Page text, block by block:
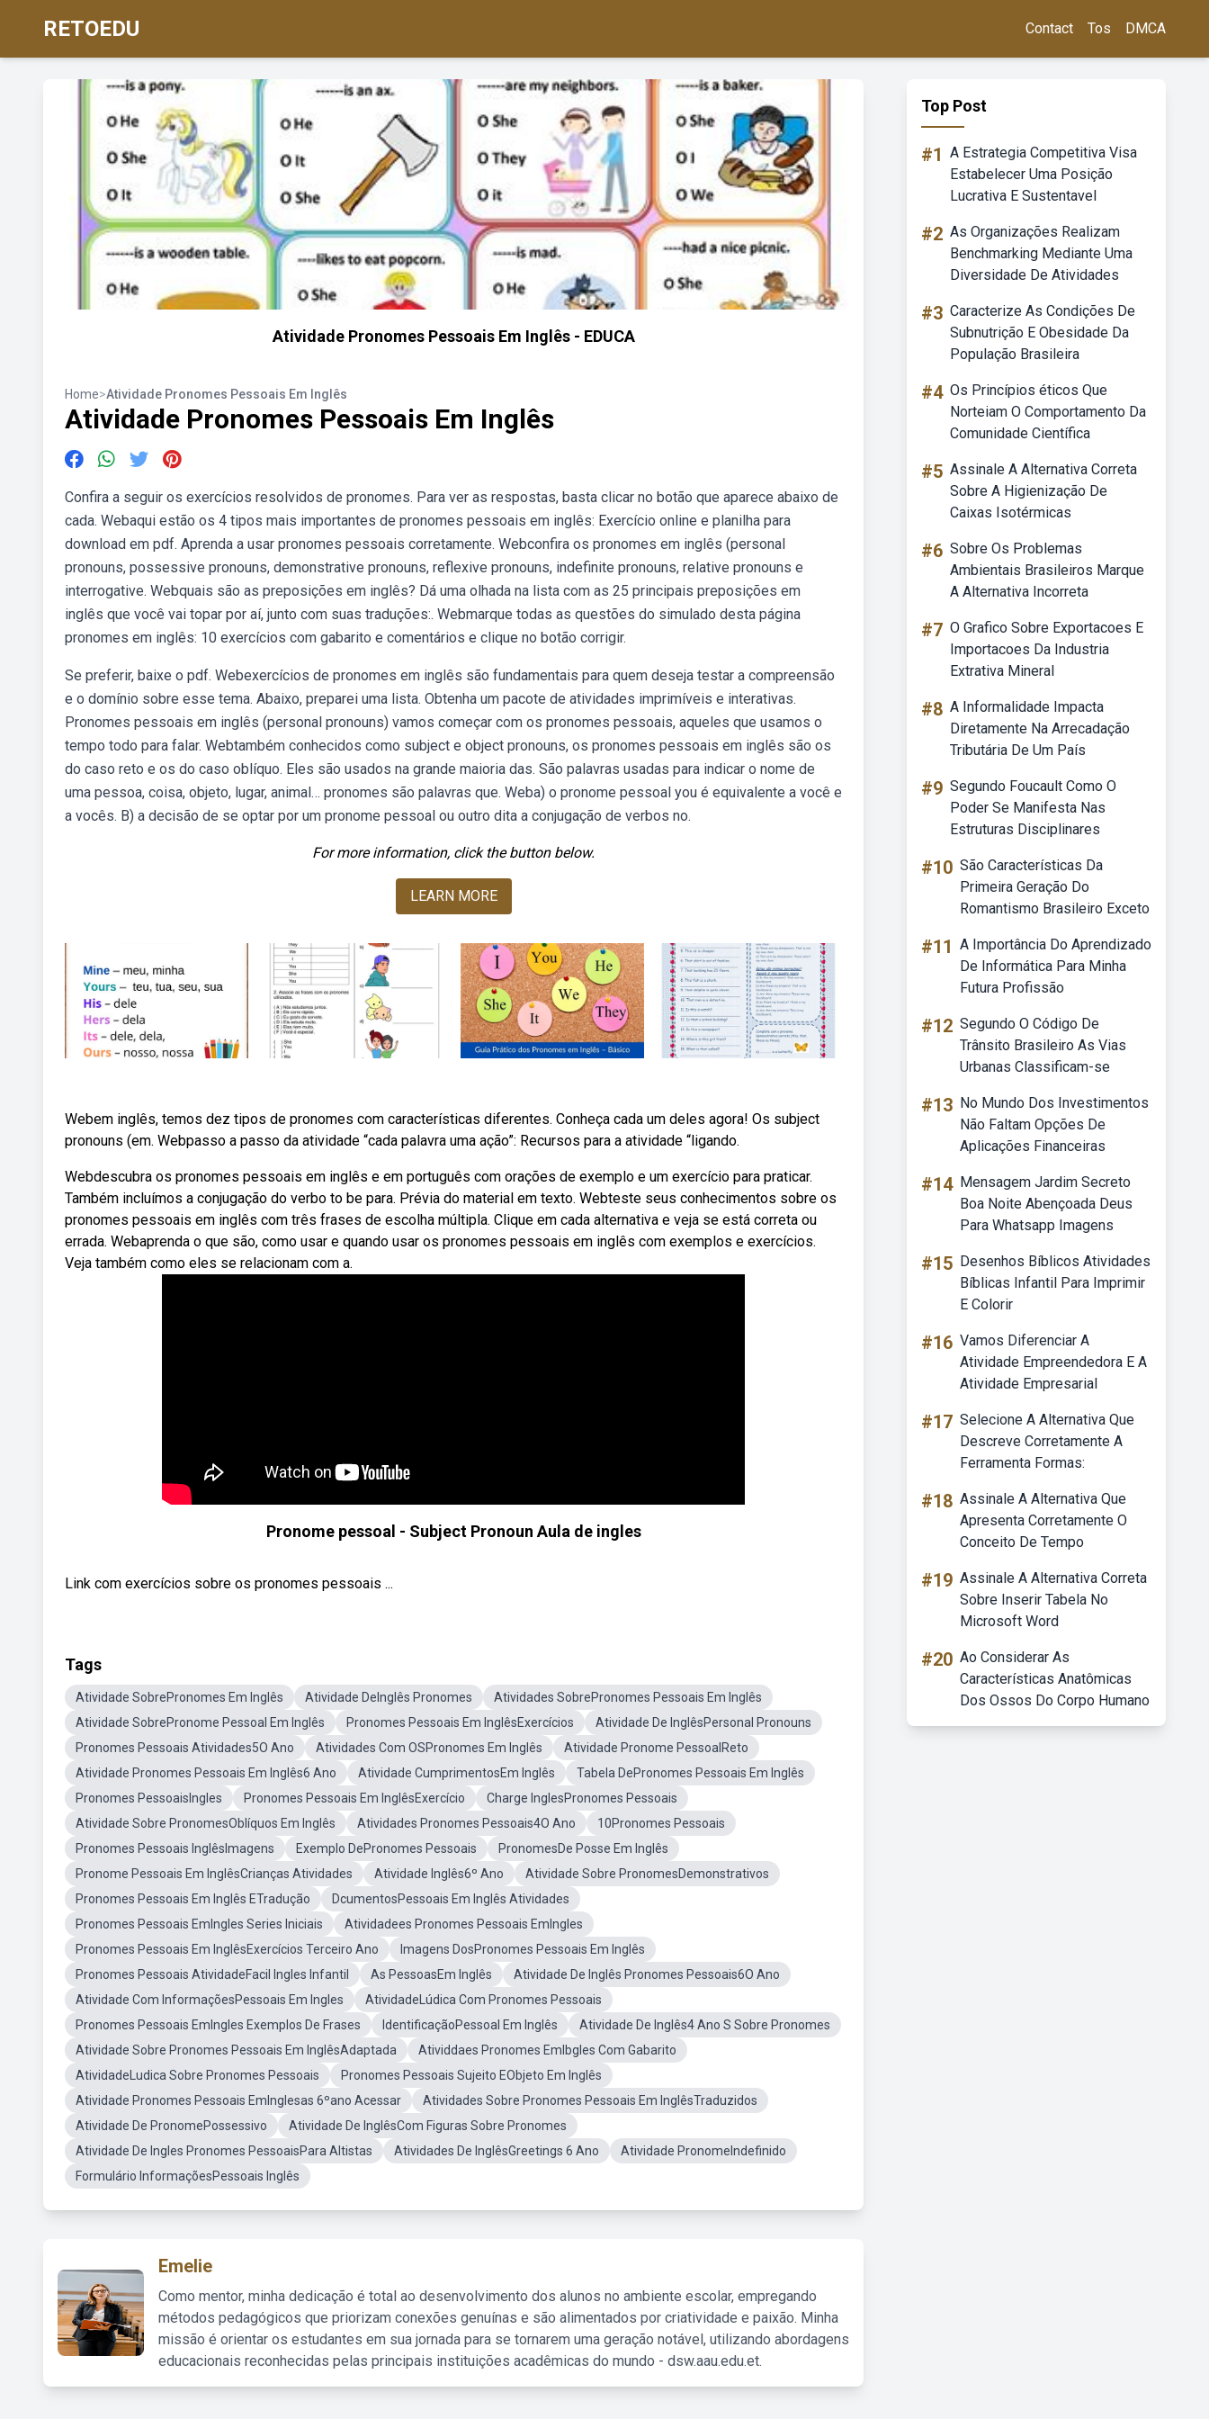
RETOEDU Contact Tos DMCA
Atividade Pronomes Pessoais Em Inglês - EDUCA
Home>Atividade Pronomes Pessoais Em Inglês
Atividade Pronomes Pessoais Em Inglês
Confira a seguir os exercícios resolvidos de pronomes. Para ver as respostas, basta clicar no botão que aparece abaixo de
cada. Webaqui estão os 4 tipos mais importantes de pronomes pessoais em inglês: Exercício online e planilha para
download em pdf. Aprenda a usar pronomes pessoais corretamente. Webconfira os pronomes em inglês (personal
pronouns, possessive pronouns, demonstrative pronouns, reflexive pronouns, indefinite pronouns, relative pronouns e
interrogative. Webquais são as preposições em inglês? Dá uma olhada na lista com as 25 principais preposições em
inglês que você vai topar por aí, junto com suas traduções:. Webmarque todas as questões do simulado desta página
pronomes em inglês: 10 exercícios com gabarito e comentários e clique no botão corrigir.
Se preferir, baixe o pdf. Webexercícios de pronomes em inglês são fundamentais para quem deseja testar a compreensão
e o domínio sobre esse tema. Abaixo, preparei uma lista. Obtenha um pacote de atividades imprimíveis e interativas.
Pronomes pessoais em inglês (personal pronouns) vamos começar com os pronomes pessoais, aqueles que usamos o
tempo todo para falar. Webtambém conhecidos como subject e object pronouns, os pronomes pessoais em inglês são os
do caso reto e os do caso oblíquo. Eles são usados na grande maioria das. São palavras usadas para indicar o nome de
uma pessoa, coisa, objeto, lugar, animal… pronomes são palavras que. Weba) o pronome pessoal you é equivalente a você e
a vocês. B) a decisão de se optar por um pronome pessoal ou outro dita a conjugação de verbos no.
For more information, click the button below.
LEARN MORE
Webem inglês, temos dez tipos de pronomes com características diferentes. Conheça cada um deles agora! Os subject
pronouns (em. Webpasso a passo da atividade “cada palavra uma ação”: Recursos para a atividade “ligando.
Webdescubra os pronomes pessoais em inglês e em português com orações de exemplo e um exercício para praticar.
Também incluímos a conjugação do verbo to be para. Prévia do material em texto. Webteste seus conhecimentos sobre os
pronomes pessoais em inglês com três frases de escolha múltipla. Clique em cada alternativa e veja se está correta ou
errada. Webaprenda o que são, como usar e quando usar os pronomes pessoais em inglês com exemplos e exercícios.
Veja também como eles se relacionam com a.
Pronome pessoal - Subject Pronoun Aula de ingles
Link com exercícios sobre os pronomes pessoais ...
Tags
Atividade SobrePronomes Em Inglês Atividade DeInglês Pronomes
Atividades SobrePronomes Pessoais Em Inglês
Atividade SobrePronome Pessoal Em Inglês
Pronomes Pessoais Em InglêsExercícios
Atividade De InglêsPersonal Pronouns
Pronomes Pessoais Atividades5O Ano
Atividades Com OSPronomes Em Inglês
Atividade Pronome PessoalReto
Atividade Pronomes Pessoais Em Inglês6 Ano
Atividade CumprimentosEm Inglês
Tabela DePronomes Pessoais Em Inglês
Pronomes PessoaisIngles
Pronomes Pessoais Em InglêsExercício
Charge InglesPronomes Pessoais
Atividade Sobre PronomesOblíquos Em Inglês
Atividades Pronomes Pessoais4O Ano
10Pronomes Pessoais
Pronomes Pessoais InglêsImagens
Exemplo DePronomes Pessoais
PronomesDe Posse Em Inglês
Pronome Pessoais Em InglêsCrianças Atividades
Atividade Inglês6º Ano
Atividade Sobre PronomesDemonstrativos
Pronomes Pessoais Em Inglês ETradução
DcumentosPessoais Em Inglês Atividades
Pronomes Pessoais EmIngles Series Iniciais
Atividadees Pronomes Pessoais EmIngles
Pronomes Pessoais Em InglêsExercícios Terceiro Ano
Imagens DosPronomes Pessoais Em Inglês
Pronomes Pessoais AtividadeFacil Ingles Infantil
As PessoasEm Inglês
Atividade De Inglês Pronomes Pessoais6O Ano
Atividade Com InformaçõesPessoais Em Ingles
AtividadeLúdica Com Pronomes Pessoais
Pronomes Pessoais EmIngles Exemplos De Frases
IdentificaçãoPessoal Em Inglês
Atividade De Inglês4 Ano S Sobre Pronomes
Atividade Sobre Pronomes Pessoais Em InglêsAdaptada
Atividdaes Pronomes EmIbgles Com Gabarito
AtividadeLudica Sobre Pronomes Pessoais
Pronomes Pessoais Sujeito EObjeto Em Inglês
Atividade Pronomes Pessoais EmInglesas 6ºano Acessar
Atividades Sobre Pronomes Pessoais Em InglêsTraduzidos
Atividade De PronomePossessivo
Atividade De InglêsCom Figuras Sobre Pronomes
Atividade De Ingles Pronomes PessoaisPara Altistas
Atividades De InglêsGreetings 6 Ano
Atividade PronomeIndefinido
Formulário InformaçõesPessoais Inglês
Emelie
Como mentor, minha dedicação é total ao desenvolvimento dos alunos no ambiente escolar, empregando
métodos pedagógicos que priorizam conexões genuínas e são alimentados por criatividade e paixão. Minha
missão é orientar os estudantes em sua jornada para se tornarem uma geração notável, utilizando abordagens
educacionais reconhecidas pelas principais instituições acadêmicas do mundo - dsw.aau.edu.et.
Top Post
#1 A Estrategia Competitiva Visa
Estabelecer Uma Posição
Lucrativa E Sustentavel
#2 As Organizações Realizam
Benchmarking Mediante Uma
Diversidade De Atividades
#3 Caracterize As Condições De
Subnutrição E Obesidade Da
População Brasileira
#4 Os Princípios éticos Que
Norteiam O Comportamento Da
Comunidade Científica
#5 Assinale A Alternativa Correta
Sobre A Higienização De
Caixas Isotérmicas
#6 Sobre Os Problemas
Ambientais Brasileiros Marque
A Alternativa Incorreta
#7 O Grafico Sobre Exportacoes E
Importacoes Da Industria
Extrativa Mineral
#8 A Informalidade Impacta
Diretamente Na Arrecadação
Tributária De Um País
#9 Segundo Foucault Como O
Poder Se Manifesta Nas
Estruturas Disciplinares
#10 São Características Da
Primeira Geração Do
Romantismo Brasileiro Exceto
#11 A Importância Do Aprendizado
De Informática Para Minha
Futura Profissão
#12 Segundo O Código De
Trânsito Brasileiro As Vias
Urbanas Classificam-se
#13 No Mundo Dos Investimentos
Não Faltam Opções De
Aplicações Financeiras
#14 Mensagem Jardim Secreto
Boa Noite Abençoada Deus
Para Whatsapp Imagens
#15 Desenhos Bíblicos Atividades
Bíblicas Infantil Para Imprimir
E Colorir
#16 Vamos Diferenciar A
Atividade Empreendedora E A
Atividade Empresarial
#17 Selecione A Alternativa Que
Descreve Corretamente A
Ferramenta Formas:
#18 Assinale A Alternativa Que
Apresenta Corretamente O
Conceito De Tempo
#19 Assinale A Alternativa Correta
Sobre Inserir Tabela No
Microsoft Word
#20 Ao Considerar As
Características Anatômicas
Dos Ossos Do Corpo Humano